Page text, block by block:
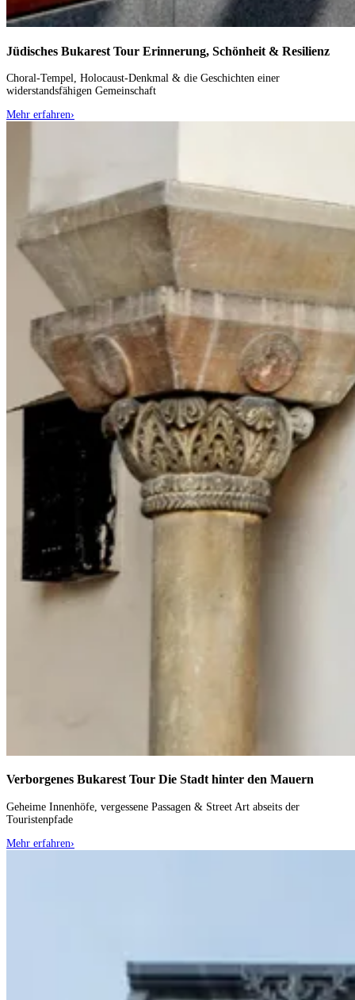
Jüdisches Bukarest Tour Erinnerung, Schönheit & Resilienz
Choral-Tempel, Holocaust-Denkmal & die Geschichten einer
widerstandsfähigen Gemeinschaft
Mehr erfahren›
Verborgenes Bukarest Tour Die Stadt hinter den Mauern
Geheime Innenhöfe, vergessene Passagen & Street Art abseits der
Touristenpfade
Mehr erfahren›